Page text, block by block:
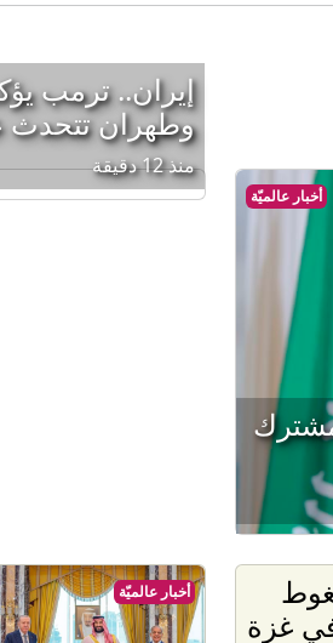
أخبار عالميّة
إيران.. ترمب
وطهران
منذ 12 دقيقة
في غزة
أخبار عالميّة